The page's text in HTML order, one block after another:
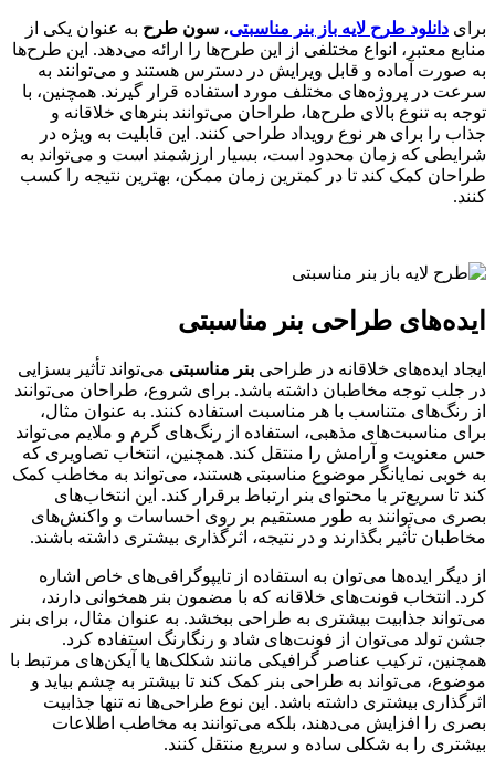
برای دانلود طرح لایه باز بنر مناسبتی، سون طرح به عنوان یکی از
منابع معتبر، انواع مختلفی از این طرح‌ها را ارائه می‌دهد. این طرح‌ها
به صورت آماده و قابل ویرایش در دسترس هستند و می‌توانند به
سرعت در پروژه‌های مختلف مورد استفاده قرار گیرند. همچنین، با
توجه به تنوع بالای طرح‌ها، طراحان می‌توانند بنرهای خلاقانه و
جذاب را برای هر نوع رویداد طراحی کنند. این قابلیت به ویژه در
شرایطی که زمان محدود است، بسیار ارزشمند است و می‌تواند به
طراحان کمک کند تا در کمترین زمان ممکن، بهترین نتیجه را کسب
کنند.
ایده‌های طراحی بنر مناسبتی
ایجاد ایده‌های خلاقانه در طراحی بنر مناسبتی می‌تواند تأثیر بسزایی
در جلب توجه مخاطبان داشته باشد. برای شروع، طراحان می‌توانند
از رنگ‌های متناسب با هر مناسبت استفاده کنند. به عنوان مثال،
برای مناسبت‌های مذهبی، استفاده از رنگ‌های گرم و ملایم می‌تواند
حس معنویت و آرامش را منتقل کند. همچنین، انتخاب تصاویری که
به خوبی نمایانگر موضوع مناسبتی هستند، می‌تواند به مخاطب کمک
کند تا سریع‌تر با محتوای بنر ارتباط برقرار کند. این انتخاب‌های
بصری می‌توانند به طور مستقیم بر روی احساسات و واکنش‌های
مخاطبان تأثیر بگذارند و در نتیجه، اثرگذاری بیشتری داشته باشند.
از دیگر ایده‌ها می‌توان به استفاده از تایپوگرافی‌های خاص اشاره
کرد. انتخاب فونت‌های خلاقانه که با مضمون بنر همخوانی دارند،
می‌تواند جذابیت بیشتری به طراحی ببخشد. به عنوان مثال، برای بنر
جشن تولد می‌توان از فونت‌های شاد و رنگارنگ استفاده کرد.
همچنین، ترکیب عناصر گرافیکی مانند شکلک‌ها یا آیکن‌های مرتبط با
موضوع، می‌تواند به طراحی بنر کمک کند تا بیشتر به چشم بیاید و
اثرگذاری بیشتری داشته باشد. این نوع طراحی‌ها نه تنها جذابیت
بصری را افزایش می‌دهند، بلکه می‌توانند به مخاطب اطلاعات
بیشتری را به شکلی ساده و سریع منتقل کنند.